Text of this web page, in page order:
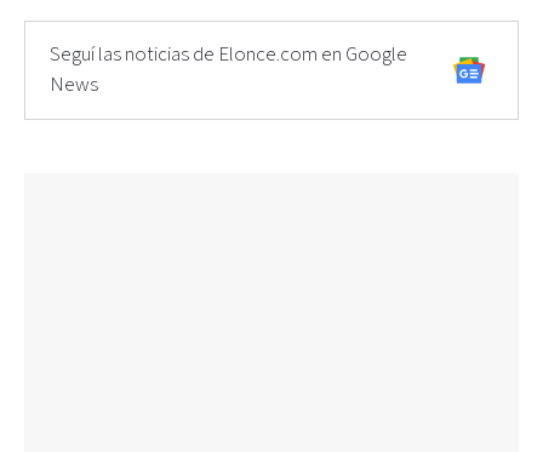
Seguí las noticias de Elonce.com en Google
News